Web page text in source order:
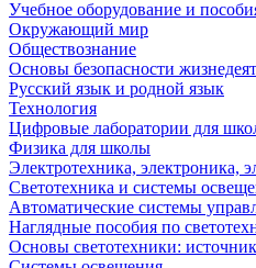
Учебное оборудование и
Окружающий мир
Обществознание
Основы безопасности
Русский язык и родной язык
Технология
Цифровые лаборатории для
Физика для школы
Электротехника, электроника,
Светотехника и системы
Автоматические системы
Наглядные пособия по
Основы светотехники: